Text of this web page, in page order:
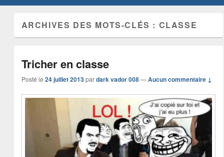
ARCHIVES DES MOTS-CLÉS : CLASSE
Tricher en classe
Posté le 24 juillet 2013 pardark vador 008 —Aucun commentaire ↓